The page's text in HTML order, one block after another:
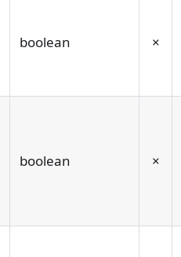
boolean ×
boolean ×